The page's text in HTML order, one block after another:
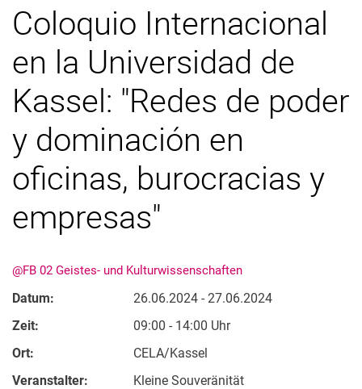
Coloquio Internacional
en la Universidad de
Kassel: "Redes de poder
y dominación en
oficinas, burocracias y
empresas"
@FB 02 Geistes- und Kulturwissenschaften
Datum:
26.06.2024 - 27.06.2024
Zeit:
09:00 - 14:00 Uhr
Ort:
CELA/Kassel
Veranstalter:
Kleine Souveränität